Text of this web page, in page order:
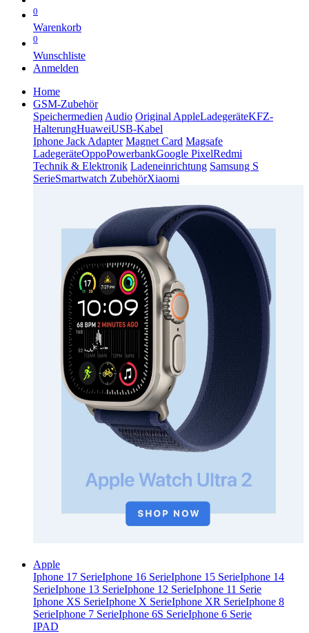
0
Warenkorb
0
Wunschliste
Anmelden
Home
GSM-Zubehör
Speichermedien Audio Original AppleLadegeräteKFZ-
HalterungHuaweiUSB-Kabel
Iphone Jack Adapter Magnet Card Magsafe
LadegeräteOppoPowerbankGoogle PixelRedmi
Technik & Elektronik Ladeneinrichtung Samsung S
SerieSmartwatch ZubehörXiaomi
Apple
Iphone 17 SerieIphone 16 SerieIphone 15 SerieIphone 14
SerieIphone 13 SerieIphone 12 SerieIphone 11 Serie
Iphone XS SerieIphone X SerieIphone XR SerieIphone 8
SerieIphone 7 SerieIphone 6S SerieIphone 6 Serie
IPAD